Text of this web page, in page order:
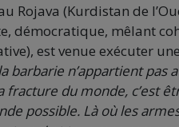
Rojava (Kurdistan de
démocratique, mêlant
est venue exécuter
barbarie n’appartient pas
fracture du monde, c’est
possible. Là où les